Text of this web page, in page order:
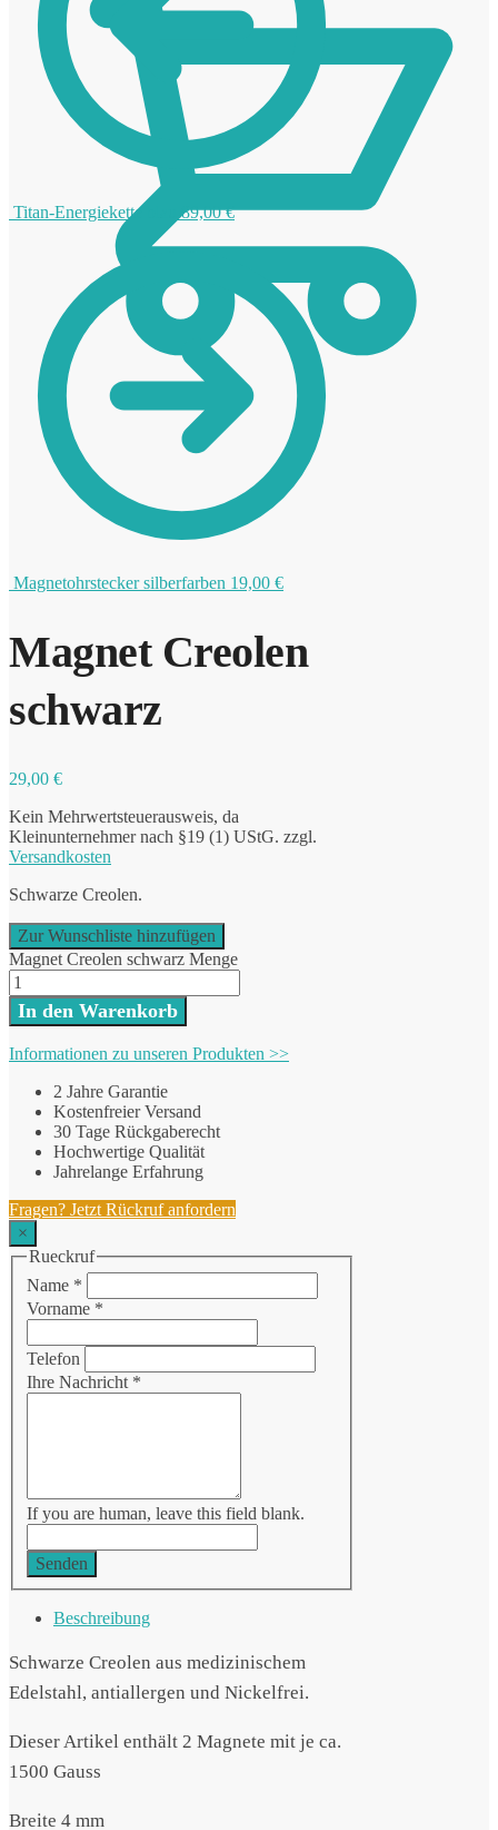
Titan-Energiekette blau 89,00€
Magnetohrstecker silberfarben 19,00 €
Magnet Creolen
schwarz
29,00 €
Kein Mehrwertsteuerausweis, da
Kleinunternehmer nach §19 (1) UStG. zzgl.
Versandkosten
Schwarze Creolen.
Zur Wunschliste hinzufügen
Magnet Creolen schwarz Menge
In den Warenkorb
Informationen zu unseren Produkten >>
2 Jahre Garantie
Kostenfreier Versand
30 Tage Rückgaberecht
Hochwertige Qualität
Jahrelange Erfahrung
Fragen? Jetzt Rückruf anfordern
×
Rueckruf
Name *
Vorname *
Telefon
Ihre Nachricht *
If you are human, leave this field blank.
Senden
Beschreibung
Schwarze Creolen aus medizinischem
Edelstahl, antiallergen und Nickelfrei.
Dieser Artikel enthält 2 Magnete mit je ca.
1500 Gauss
Breite 4 mm